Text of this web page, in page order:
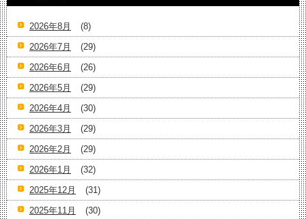
2026年8月
(8)
2026年7月
(29)
2026年6月
(26)
2026年5月
(29)
2026年4月
(30)
2026年3月
(29)
2026年2月
(29)
2026年1月
(32)
2025年12月
(31)
2025年11月
(30)